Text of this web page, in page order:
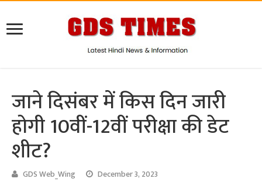
जाने दिसंबर में किस दिन जारी
होगी 10वीं-12वीं परीक्षा की डेट
शीट?
GDS Web_Wing December 3, 2023